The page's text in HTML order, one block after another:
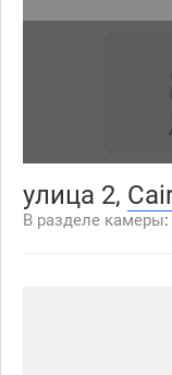
улица 2,
В разделе камеры: